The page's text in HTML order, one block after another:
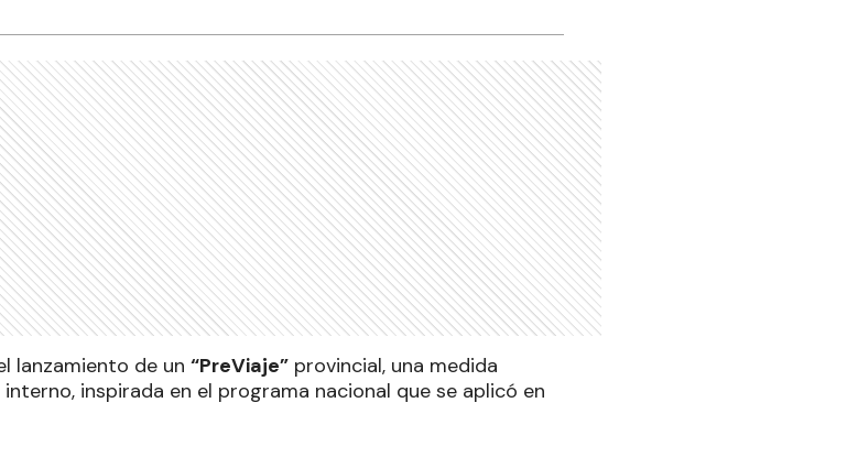
lanzamiento de un “PreViaje” provincial, una medida
inspirada en el programa nacional que se aplicó en